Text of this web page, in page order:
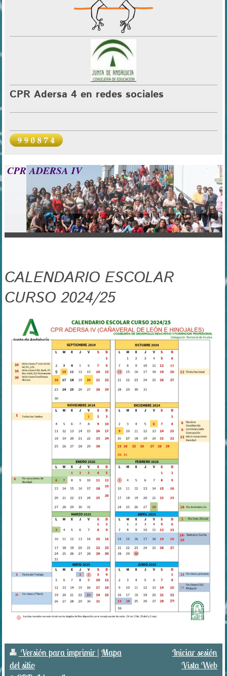
CPR Adersa 4 en redes sociales
CPR ADERSA IV
CALENDARIO ESCOLAR
CURSO 2024/25
Versión para imprimir | Mapa
del sitio
Iniciar sesión
Vista Web